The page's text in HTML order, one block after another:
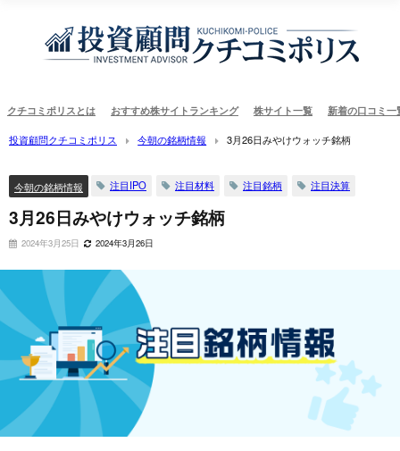
クチコミポリスとは おすすめ株サイトランキング 株サイト一覧 新着の口コミ一
投資顧問クチコミポリス 今朝の銘柄情報 3月26日みやけウォッチ銘柄
今朝の銘柄情報 注目IPO 注目材料 注目銘柄 注目決算
3月26日みやけウォッチ銘柄
2024年3月25日 2024年3月26日